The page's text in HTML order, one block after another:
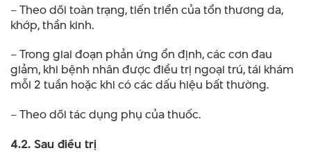
– Theo dõi toàn trạng, tiến triển của tổn thương da,
khớp, thần kinh.
– Trong giai đoạn phản ứng ổn định, các cơn đau
giảm, khi bệnh nhân được điều trị ngoại trú, tái khám
mỗi 2 tuần hoặc khi có các dấu hiệu bất thường.
– Theo dõi tác dụng phụ của thuốc.
4.2. Sau điều trị